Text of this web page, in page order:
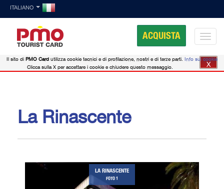
ITALIANO
ACQUISTA
La Rinascente
LA RINASCENTE
FOTO 1
Il sito di PMO Card utilizza cookie tecnici e di profilazione, nostri e di terze parti. Info sui cookie
Clicca sulla X per accettare i cookie e chiudere questo messaggio.
X